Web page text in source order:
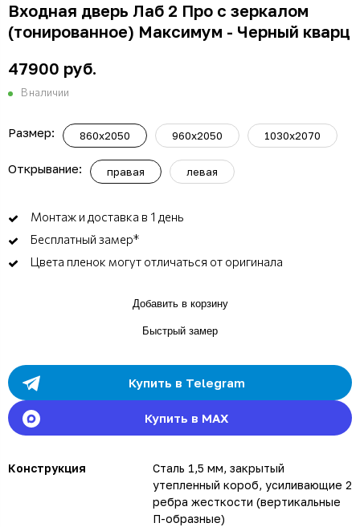
Входная дверь Лаб 2 Про с зеркалом
(тонированное) Максимум - Черный кварц
47900 руб.
В наличии
Размер: 860х2050 960х2050 1030х2070
Открывание: правая левая
Монтаж и доставка в 1 день
Бесплатный замер*
Цвета пленок могут отличаться от оригинала
Добавить в корзину
Быстрый замер
Купить в Telegram
Купить в MAX
Конструкция
Сталь 1,5 мм, закрытый
утепленный короб, усиливающие 2
ребра жесткости (вертикальные
П-образные)